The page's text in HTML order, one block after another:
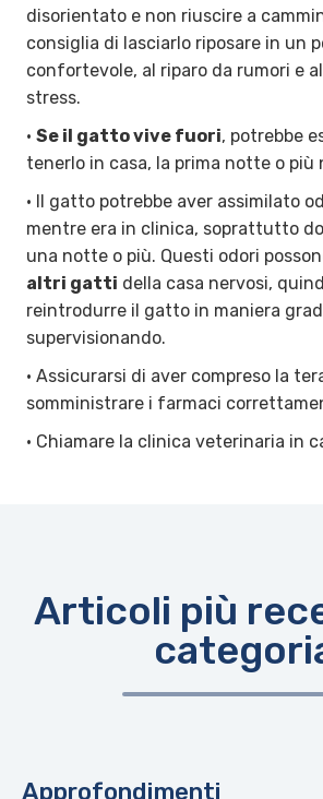
disorientato e non riuscire a
consiglia di lasciarlo riposare in un
confortevole, al riparo da rumori e
stress.
• Se il gatto vive fuori, potrebbe
tenerlo in casa, la prima notte o più
• Il gatto potrebbe aver assimilato
mentre era in clinica, soprattutto
una notte o più. Questi odori
altri gatti della casa nervosi,
reintrodurre il gatto in maniera
supervisionando.
• Assicurarsi di aver compreso la
somministrare i farmaci
• Chiamare la clinica veterinaria in
Articoli più
Approfondimenti